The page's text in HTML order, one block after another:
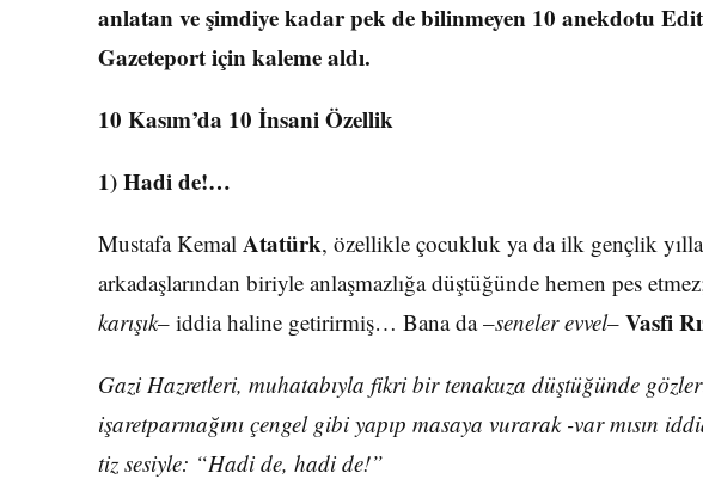
anlatan ve şimdiye kadar pek de bilinmeyen 10 anekdotu
Gazeteport için kaleme aldı.
10 Kasım’da 10 İnsani Özellik
1) Hadi de!…
Mustafa Kemal Atatürk, özellikle çocukluk ya da ilk gençlik
arkadaşlarından biriyle anlaşmazlığa düştüğünde hemen pes
karışık– iddia haline getirirmiş… Bana da –seneler evvel– Vasfi
Gazi Hazretleri, muhatabıyla fikri bir tenakuza düştüğünde
işaretparmağını çengel gibi yapıp masaya vurarak -var mısın
tiz sesiyle: “Hadi de, hadi de!”